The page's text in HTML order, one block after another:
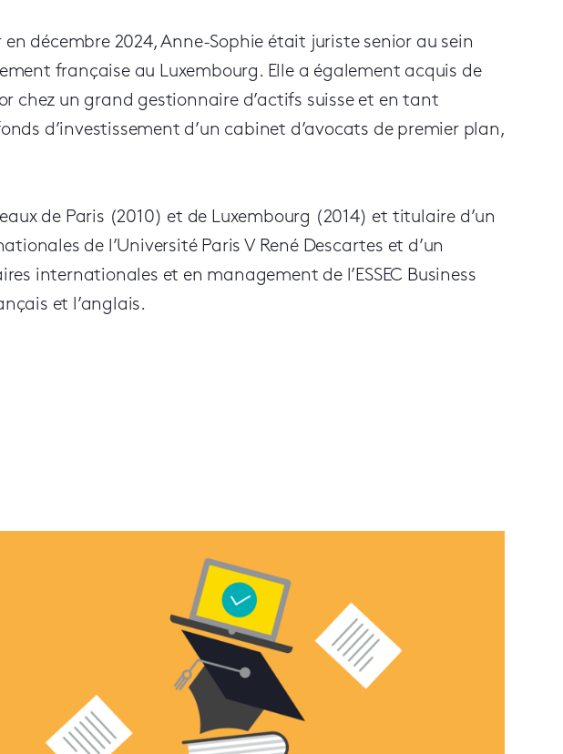
décembre 2024, Anne-Sophie était juriste senior au sein
française au Luxembourg. Elle a également acquis de
chez un grand gestionnaire d’actifs suisse et en tant
d’investissement d’un cabinet d’avocats de premier plan,
de Paris (2010) et de Luxembourg (2014) et titulaire d’un
de l’Université Paris V René Descartes et d’un
internationales et en management de l’ESSEC Business
et l’anglais.